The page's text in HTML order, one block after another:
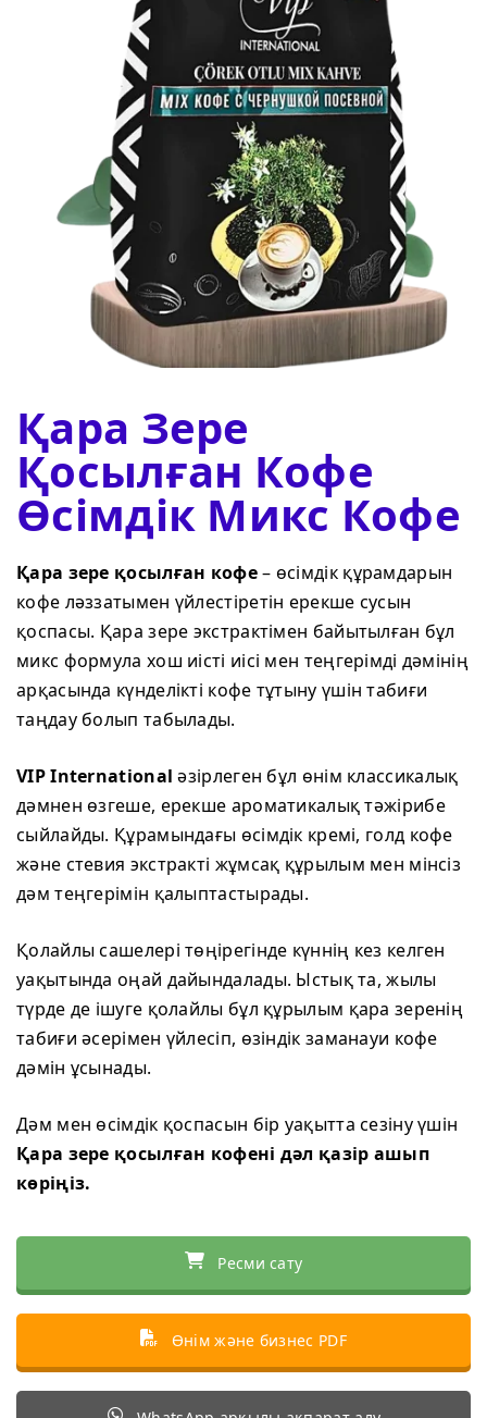
Қара Зере
Қосылған Кофе
Өсімдік Микс Кофе
Қара зере қосылған кофе– өсімдік құрамдарын
кофе ләззатымен үйлестіретін ерекше сусын
қоспасы. Қара зере экстрактімен байытылған бұл
микс формула хош иісті иісі мен теңгерімді дәмінің
арқасында күнделікті кофе тұтыну үшін табиғи
таңдау болып табылады.
VIP International әзірлеген бұл өнім классикалық
дәмнен өзгеше, ерекше ароматикалық тәжірибе
сыйлайды. Құрамындағы өсімдік кремі, голд кофе
және стевия экстракті жұмсақ құрылым мен мінсіз
дәм теңгерімін қалыптастырады.
Қолайлы сашелері төңірегінде күннің кез келген
уақытында оңай дайындалады. Ыстық та, жылы
түрде де ішуге қолайлы бұл құрылым қара зеренің
табиғи әсерімен үйлесіп, өзіндік заманауи кофе
дәмін ұсынады.
Дәм мен өсімдік қоспасын бір уақытта сезіну үшін
Қара зере қосылған кофені дәл қазір ашып
көріңіз.
Ресми сату
Өнім және бизнес PDF